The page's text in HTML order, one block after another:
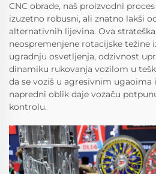
CNC obrade, naš proizvodni
izuzetno robusni, ali znatno lakši
alternativnih lijevina. Ova
neospremenjene rotacijske težine
ugradnju osvetljenja, odzivnost
dinamiku rukovanja vozilom u
da se voziš u agresivnim ugaoima
napredni oblik daje vozaču
kontrolu.